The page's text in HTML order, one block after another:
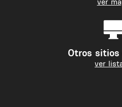
Otros
ver